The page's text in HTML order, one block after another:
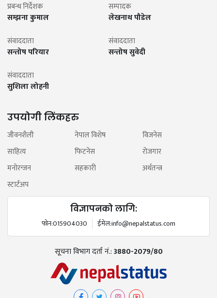
प्रबन्ध निर्देशक
सम्झना कुमाल
सम्पादक
लेखनाथ पौडेल
संवाददाता
सन्तोष परियार
संवाददाता
सन्तोष सुवेदी
संवाददाता
सुशिला लोहनी
उपयोगी लिंकहरु
जीवनशैली नेपाल विशेष
विजनेस
साहित्य
फिटनेस
रोजगार
मनोरन्जन
सहकारी
अर्थतन्त्र
स्टार्टअप
विज्ञापनको लागि:
फोन:015904030 ईमेल:info@nepalstatus.com
सूचना विभाग दर्ता नं.:3880-2079/80